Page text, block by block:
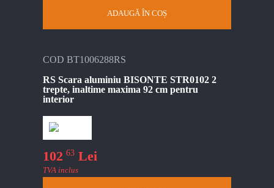
ADAUGĂ ÎN COȘ
COD BT1006288RS
RS Scara aluminiu BISONTE STR0102 2
trepte, inaltime maxima 92 cm pentru
interior
102 63 Lei
TVA inclus